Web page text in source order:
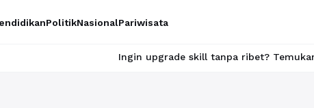
PolitikNasionalPariwisata
Ingin upgrade skill tanpa ribet? Temukan kelas